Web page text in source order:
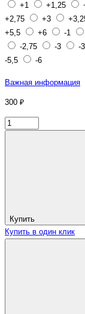
+1
+1,25
+2,75
+3
+5,5
+6 -1
-2,75
-3 -
-5,5
-6
Важная информация
300 ₽
Купить
Купить в один клик